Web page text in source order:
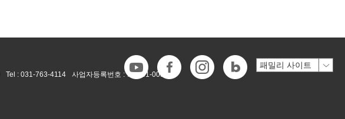
Tel : 031-763-4114 사업자등록번호 :718-81-00546